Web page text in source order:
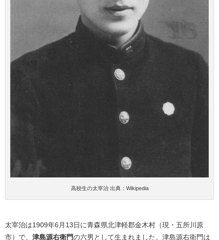
高校生の太宰治 出典：Wikipedia
太宰治は1909年6月13日に青森県北津軽郡金木村（現・五所川原
市）で、 津島源右衛門の六男として生まれました。津島源右衛門は